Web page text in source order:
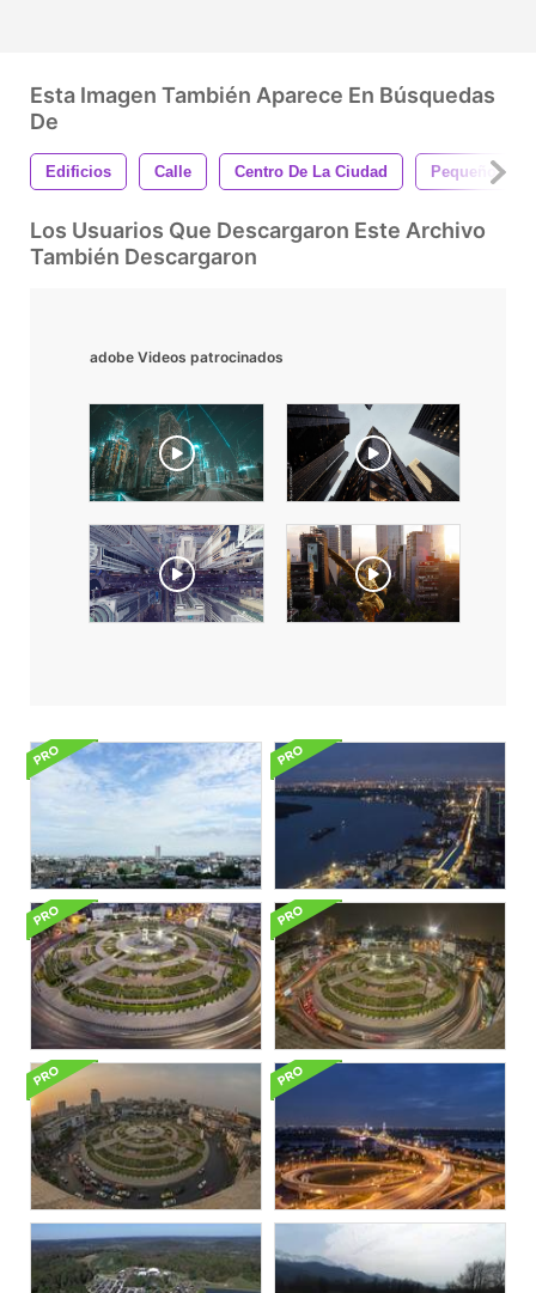
Esta Imagen También Aparece En Búsquedas
De
Edificios Calle Centro De La Ciudad Pequeño
Los Usuarios Que Descargaron Este Archivo
También Descargaron
adobe Videos patrocinados